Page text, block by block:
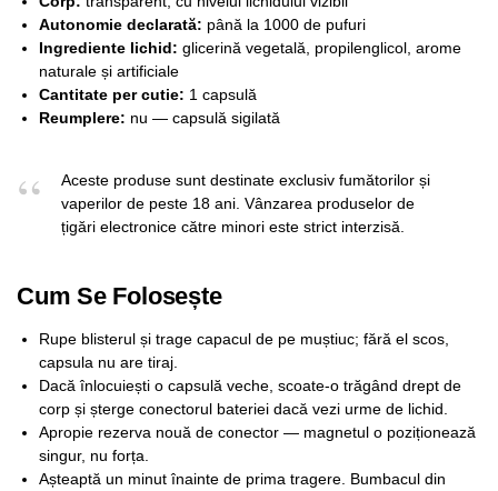
Autonomie declarată: până la 1000 de pufuri
Ingrediente lichid: glicerină vegetală, propilenglicol, arome
naturale și artificiale
Cantitate per cutie: 1 capsulă
Reumplere: nu — capsulă sigilată
Aceste produse sunt destinate exclusiv fumătorilor și
vaperilor de peste 18 ani. Vânzarea produselor de
țigări electronice către minori este strict interzisă.
Cum Se Folosește
Rupe blisterul și trage capacul de pe muștiuc; fără el scos,
capsula nu are tiraj.
Dacă înlocuiești o capsulă veche, scoate-o trăgând drept de
corp și șterge conectorul bateriei dacă vezi urme de lichid.
Apropie rezerva nouă de conector — magnetul o poziționează
singur, nu forța.
Așteaptă un minut înainte de prima tragere. Bumbacul din